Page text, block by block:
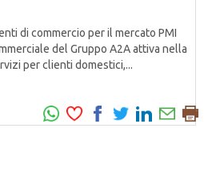
di commercio per il mercato PMI
del Gruppo A2A attiva nella
per clienti domestici,...